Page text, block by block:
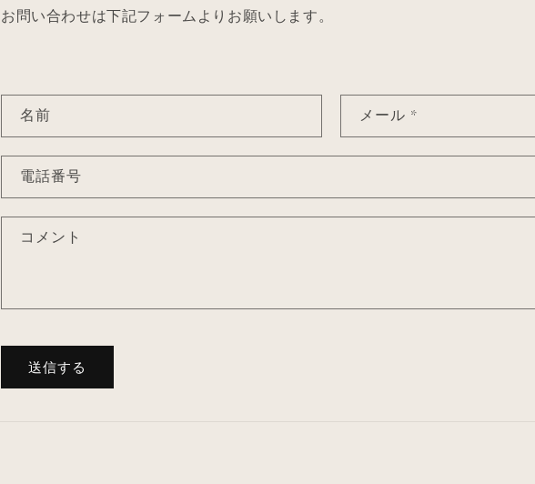
お問い合わせは下記フォームよりお願いします。
お
問
い
合
わ
せ
ォ
名前 メール *
電話番号
コメント
送信する